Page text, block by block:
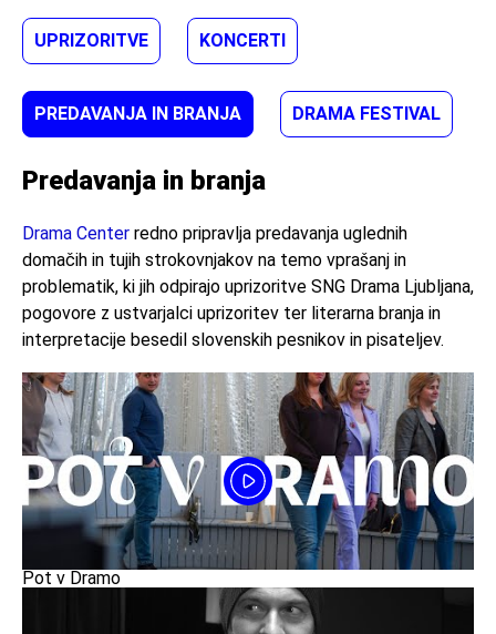
UPRIZORITVE KONCERTI
PREDAVANJA IN BRANJA DRAMA FESTIVAL
Predavanja in branja
Drama Center redno pripravlja predavanja uglednih
domačih in tujih strokovnjakov na temo vprašanj in
problematik, ki jih odpirajo uprizoritve SNG Drama Ljubljana,
pogovore z ustvarjalci uprizoritev ter literarna branja in
interpretacije besedil slovenskih pesnikov in pisateljev.
Pot v Dramo